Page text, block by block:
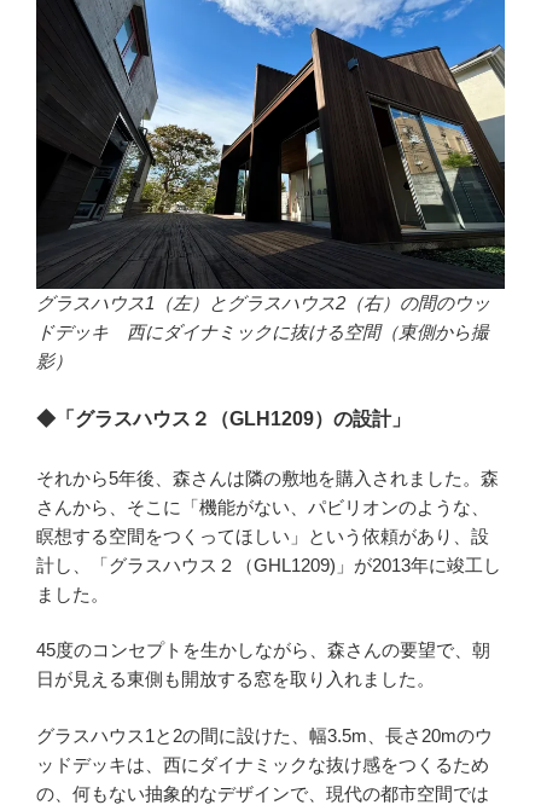
グラスハウス1（左）とグラスハウス2（右）の間のウッ
ドデッキ 西にダイナミックに抜ける空間（東側から撮
影）
◆「グラスハウス２（GLH1209）の設計」
それから5年後、森さんは隣の敷地を購入されました。森
さんから、そこに「機能がない、パビリオンのような、
瞑想する空間をつくってほしい」という依頼があり、設
計し、「グラスハウス２（GHL1209)」が2013年に竣工し
ました。
45度のコンセプトを生かしながら、森さんの要望で、朝
日が見える東側も開放する窓を取り入れました。
グラスハウス1と2の間に設けた、幅3.5m、長さ20mのウ
ッドデッキは、西にダイナミックな抜け感をつくるため
の、何もない抽象的なデザインで、現代の都市空間では